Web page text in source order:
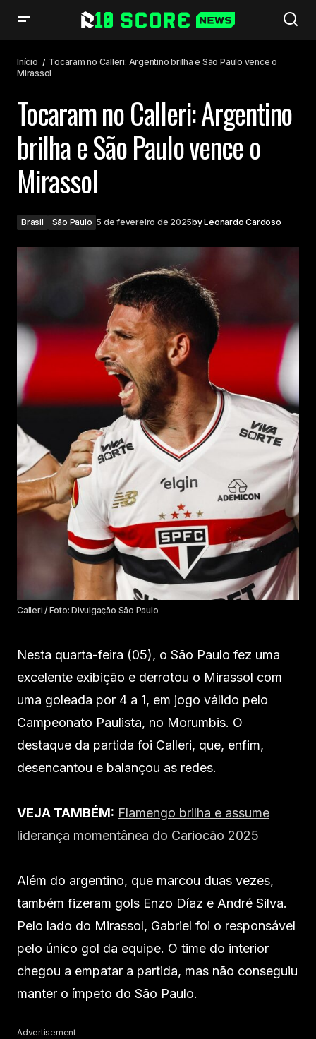
Início
Tocaram no Calleri: Argentino brilha e São Paulo vence o
Mirassol
Tocaram no Calleri: Argentino
brilha e São Paulo vence o
Mirassol
Brasil São Paulo 5 de fevereiro de 2025byLeonardo Cardoso
Calleri / Foto: Divulgação São Paulo
Nesta quarta-feira (05), o São Paulo fez uma
excelente exibição e derrotou o Mirassol com
uma goleada por 4 a 1, em jogo válido pelo
Campeonato Paulista, no Morumbis. O
destaque da partida foi Calleri, que, enfim,
desencantou e balançou as redes.
VEJA TAMBÉM: Flamengo brilha e assume
liderança momentânea do Cariocão 2025
Além do argentino, que marcou duas vezes,
também fizeram gols Enzo Díaz e André Silva.
Pelo lado do Mirassol, Gabriel foi o responsável
pelo único gol da equipe. O time do interior
chegou a empatar a partida, mas não conseguiu
manter o ímpeto do São Paulo.
Advertisement